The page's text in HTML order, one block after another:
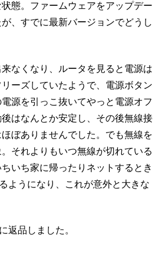
態。ファームウェアをアップデー
、すでに最新バージョンでどうし
なくなり、ルータを見ると電源は
ーズしていたようで、電源ボタン
源を引っこ抜いてやっと電源オフ
はなんとか安定し、その後無線接
ぼありませんでした。でも無線を
それよりもいつ無線が切れている
いち家に帰ったりネットするとき
ようになり、これが意外と大きな
返品しました。